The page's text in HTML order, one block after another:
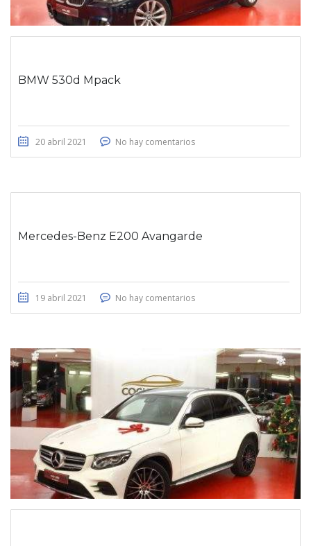
BMW 530d Mpack
20 abril 2021 No hay comentarios
Mercedes-Benz E200 Avangarde
19 abril 2021 No hay comentarios